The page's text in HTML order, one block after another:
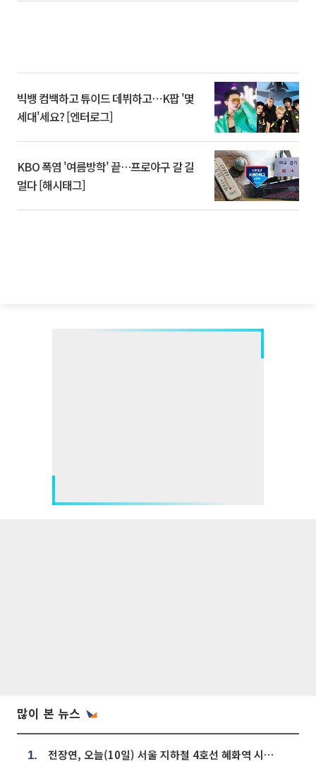
빅뱅 컴백하고 튜이드 데뷔하고⋯K팝 '몇
세대'세요? [엔터로그]
KBO 폭염 '여름방학' 끝…프로야구 갈 길
멀다 [해시태그]
많이 본 뉴스
1. 전장연, 오늘(10일) 서울 지하철 4호선 혜화역 시위…1호선 용산역 무정차